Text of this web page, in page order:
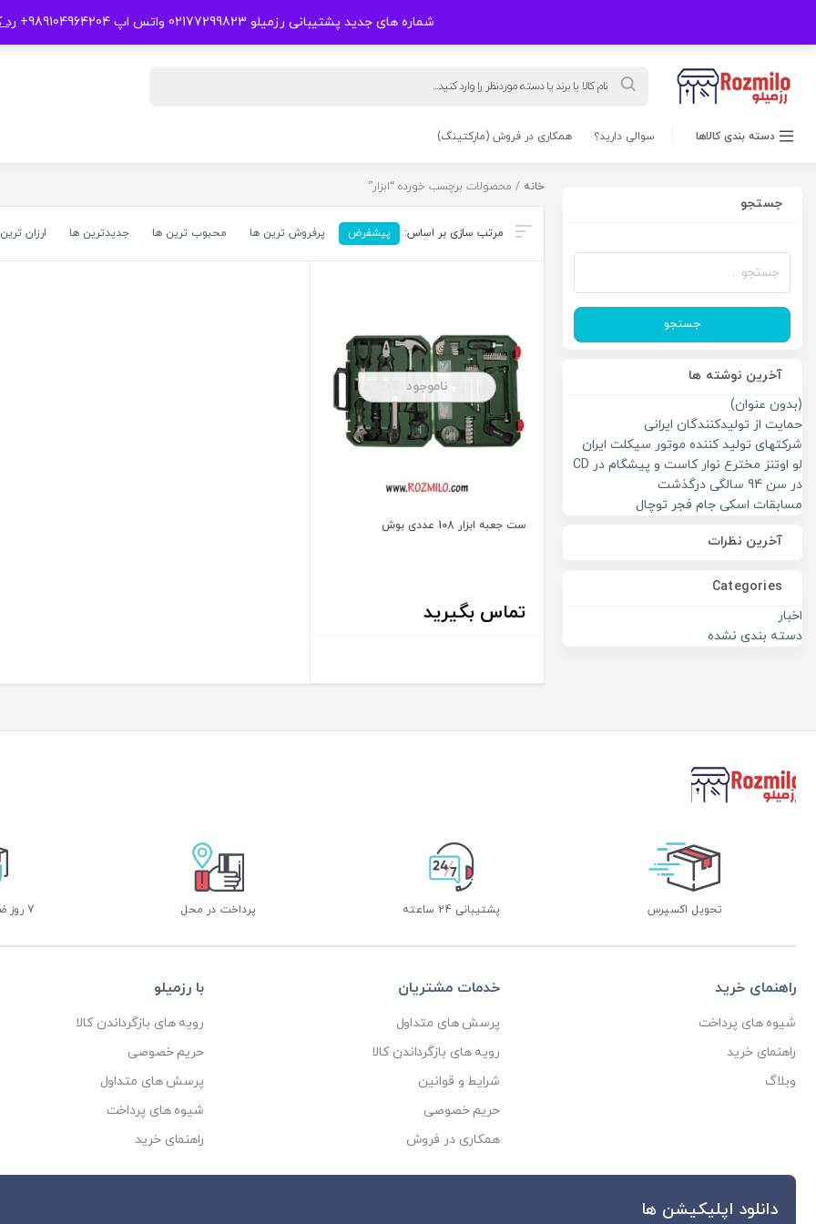
شماره های جدید پشتیبانی رزمیلو 02177299823 واتس اپ 989104964204+ رد
search
دسته بندی کالاها سوالی دارید؟ همکاری در فروش (مارکتینگ)
جستجو
جستجو
آخرین نوشته ها
(بدون عنوان)
حمایت از تولیدکنندگان ایرانی
شرکتهای تولید کننده موتور سیکلت ایران
لو اوتنز مخترع نوار کاست و پیشگام در CD
در سن 94 سالگی درگذشت
مسابقات اسکی جام فجر توچال
آخرین نظرات
Categories
اخبار
دسته بندی نشده
خانه / محصولات برچسب خورده “ابزار”
پیشفرض پرفروش ترین ها محبوب ترین ها جدیدترین ها ارزان
ناموجود
ست جعبه ابزار 108 عددی بوش
تماس بگیرید
تحویل اکسپرس پشتیبانی 24 ساعته پرداخت در محل 7 روز ضمانت بازگشت
راهنمای خرید
شیوه های پرداخت
راهنمای خرید
وبلاگ
خدمات مشتریان
پرسش های متداول
رویه های بازگرداندن کالا
شرایط و قوانین
حریم خصوصی
همکاری در فروش
با رزمیلو
رویه های بازگرداندن کالا
حریم خصوصی
پرسش های متداول
شیوه های پرداخت
راهنمای خرید
دانلود اپلیکیشن ها